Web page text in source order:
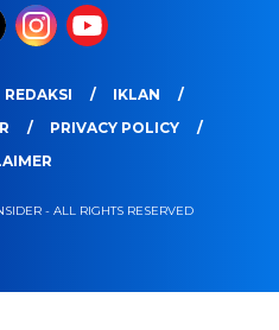
REDAKSI
IKLAN
PRIVACY POLICY
- ALL RIGHTS RESERVED